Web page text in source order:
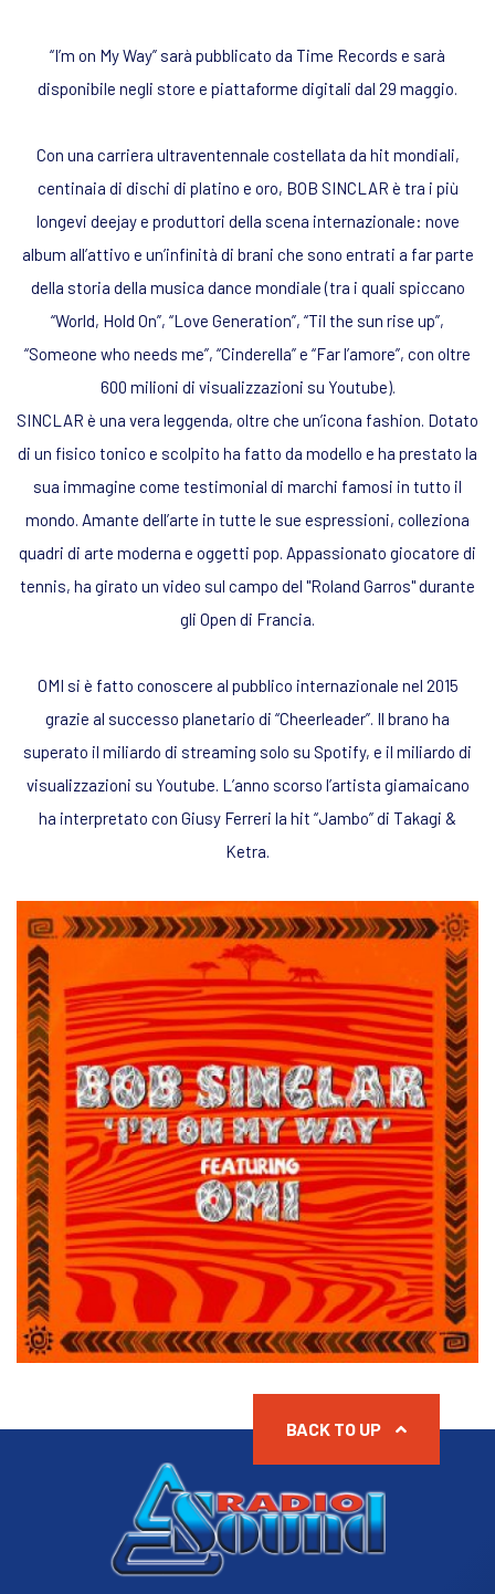
“I’m on My Way” sarà pubblicato da Time Records e sarà
disponibile negli store e piattaforme digitali dal 29 maggio.
Con una carriera ultraventennale costellata da hit mondiali,
centinaia di dischi di platino e oro, BOB SINCLAR è tra i più
longevi deejay e produttori della scena internazionale: nove
album all’attivo e un’infinità di brani che sono entrati a far parte
della storia della musica dance mondiale (tra i quali spiccano
“World, Hold On”, “Love Generation”, “Til the sun rise up”,
“Someone who needs me”, “Cinderella” e “Far l’amore”, con oltre
600 milioni di visualizzazioni su Youtube).
SINCLAR è una vera leggenda, oltre che un’icona fashion. Dotato
di un fisico tonico e scolpito ha fatto da modello e ha prestato la
sua immagine come testimonial di marchi famosi in tutto il
mondo. Amante dell’arte in tutte le sue espressioni, colleziona
quadri di arte moderna e oggetti pop. Appassionato giocatore di
tennis, ha girato un video sul campo del "Roland Garros" durante
gli Open di Francia.
OMI si è fatto conoscere al pubblico internazionale nel 2015
grazie al successo planetario di “Cheerleader”. Il brano ha
superato il miliardo di streaming solo su Spotify, e il miliardo di
visualizzazioni su Youtube. L’anno scorso l’artista giamaicano
ha interpretato con Giusy Ferreri la hit “Jambo” di Takagi &
Ketra.
BACK TO UP